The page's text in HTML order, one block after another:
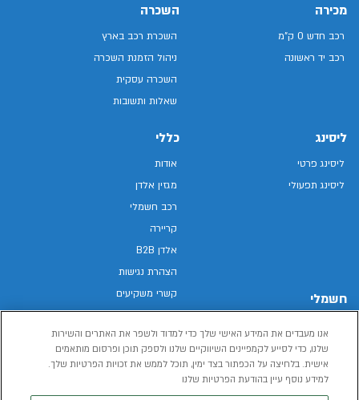
מכירה
רכב חדש 0 ק"מ
רכב יד ראשונה
השכרה
השכרת רכב בארץ
ניהול הזמנת השכרה
השכרה עסקית
שאלות ותשובות
ליסינג
ליסינג פרטי
ליסינג תפעולי
חשמלי
רכב חשמלי
הכל על רכב חשמלי
כללי
אודות
מגזין אלדן
רכב חשמלי
קריירה
אלדן B2B
הצהרת נגישות
קשרי משקיעים
מפת האתר
מדיניות פרטיות
תנאי שימוש
אנו מעבדים את המידע האישי שלך כדי למדוד ולשפר את האתרים והשירות
שלנו, כדי לסייע לקמפיינים השיווקיים שלנו ולספק תוכן ופרסום מותאמים
אישית. בלחיצה על הכפתור בצד ימין, תוכל לממש את זכויות הפרטיות שלך.
למידע נוסף עיין בהודעת הפרטיות שלנו